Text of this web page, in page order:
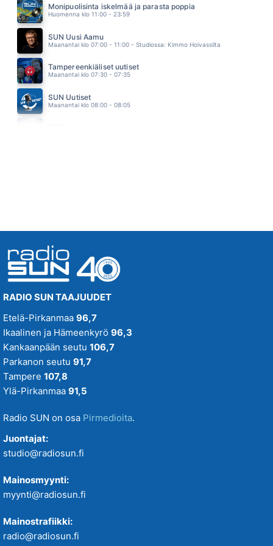
MAHTAVIA UNELMIA
ANTTI RAISKI
Monipuolisinta iskelmää ja parasta poppia
Huomenna klo 11:00 - 23:59
SUN Uusi Aamu
Maanantai klo 07:00 - 11:00 - Studiossa: Kimmo Hoivassilta
Tampereenkiäliset uutiset
Maanantai klo 07:30 - 07:35
SUN Uutiset
Maanantai klo 08:00 - 08:05
RADIO SUN TAAJUUDET
Etelä-Pirkanmaa 96,7
Ikaalinen ja Hämeenkyrö 96,3
Kankaanpään seutu 106,7
Parkanon seutu 91,7
Tampere 107,8
Ylä-Pirkanmaa 91,5
Radio SUN on osa Pirmedioita.
Juontajat:
studio@radiosun.fi
Mainosmyynti:
myynti@radiosun.fi
Mainostrafiikki:
radio@radiosun.fi